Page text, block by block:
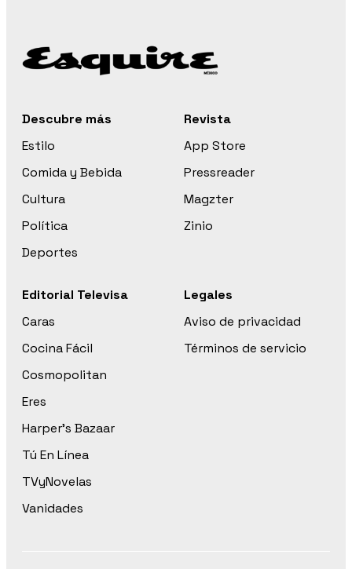
Descubre más
Estilo
Comida y Bebida
Cultura
Política
Deportes
Revista
App Store
Pressreader
Magzter
Zinio
Editorial Televisa
Caras
Cocina Fácil
Cosmopolitan
Eres
Harper’s Bazaar
Tú En Línea
TVyNovelas
Vanidades
Legales
Aviso de privacidad
Términos de servicio